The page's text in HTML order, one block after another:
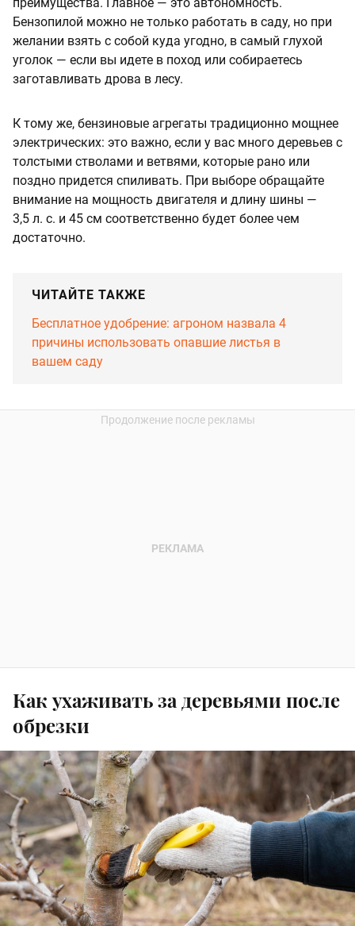
Бензопилой можно не только работать в саду, но при
желании взять с собой куда угодно, в самый глухой
уголок — если вы идете в поход или собираетесь
заготавливать дрова в лесу.
К тому же, бензиновые агрегаты традиционно мощнее
электрических: это важно, если у вас много деревьев с
толстыми стволами и ветвями, которые рано или
поздно придется спиливать. При выборе обращайте
внимание на мощность двигателя и длину шины —
3,5 л. с. и 45 см соответственно будет более чем
достаточно.
ЧИТАЙТЕ ТАКЖЕ
Бесплатное удобрение: агроном назвала 4
причины использовать опавшие листья в
вашем саду
Как ухаживать за деревьями после
обрезки